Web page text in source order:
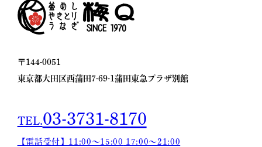
〒144-0051
東京都大田区西蒲田7-69-1 蒲田東急プラザ別館
TEL.03-3731-8170
【電話受付】11:00〜15:00 17:00〜21:00